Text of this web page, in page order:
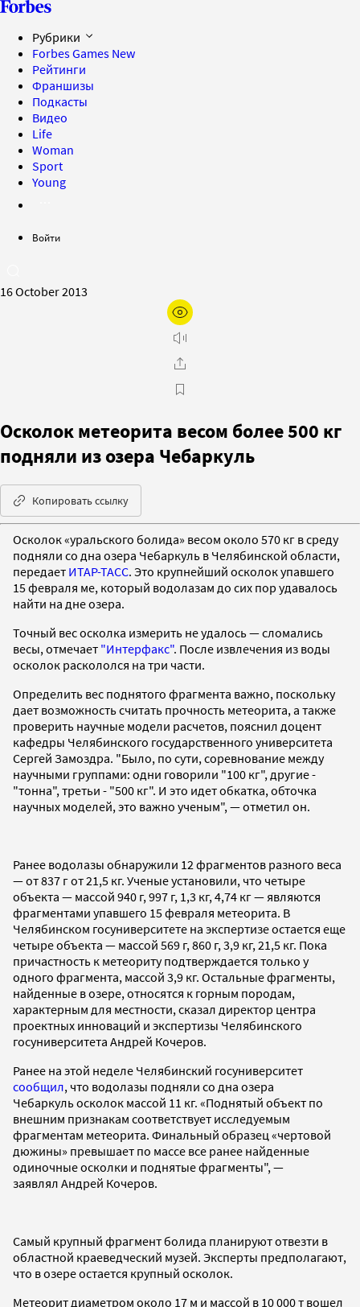
Рубрики
Forbes Games New
Рейтинги
Франшизы
Подкасты
Видео
Life
Woman
Sport
Young
Войти
16 October 2013
Осколок метеорита весом более 500 кг
подняли из озера Чебаркуль
Копировать ссылку
Осколок «уральского болида» весом около 570 кг в среду
подняли со дна озера Чебаркуль в Челябинской области,
передает ИТАР-ТАСС. Это крупнейший осколок упавшего
15 февраля ме, который водолазам до сих пор удавалось
найти на дне озера.
Точный вес осколка измерить не удалось — сломались
весы, отмечает "Интерфакс". После извлечения из воды
осколок раскололся на три части.
Определить вес поднятого фрагмента важно, поскольку
дает возможность считать прочность метеорита, а также
проверить научные модели расчетов, пояснил доцент
кафедры Челябинского государственного университета
Сергей Замоздра. "Было, по сути, соревнование между
научными группами: одни говорили "100 кг", другие -
"тонна", третьи - "500 кг". И это идет обкатка, обточка
научных моделей, это важно ученым", — отметил он.
Ранее водолазы обнаружили 12 фрагментов разного веса
— от 837 г от 21,5 кг. Ученые установили, что четыре
объекта — массой 940 г, 997 г, 1,3 кг, 4,74 кг — являются
фрагментами упавшего 15 февраля метеорита. В
Челябинском госуниверситете на экспертизе остается еще
четыре объекта — массой 569 г, 860 г, 3,9 кг, 21,5 кг. Пока
причастность к метеориту подтверждается только у
одного фрагмента, массой 3,9 кг. Остальные фрагменты,
найденные в озере, относятся к горным породам,
характерным для местности, сказал директор центра
проектных инноваций и экспертизы Челябинского
госуниверситета Андрей Кочеров.
Ранее на этой неделе Челябинский госуниверситет
сообщил, что водолазы подняли со дна озера
Чебаркуль осколок массой 11 кг. «Поднятый объект по
внешним признакам соответствует исследуемым
фрагментам метеорита. Финальный образец «чертовой
дюжины» превышает по массе все ранее найденные
одиночные осколки и поднятые фрагменты", —
заявлял Андрей Кочеров.
Самый крупный фрагмент болида планируют отвезти в
областной краеведческий музей. Эксперты предполагают,
что в озере остается крупный осколок.
Метеорит диаметром около 17 м и массой в 10 000 т вошел